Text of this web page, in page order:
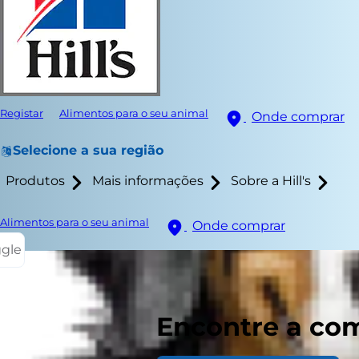
Registar Alimentos para o seu animal Onde comprar
Selecione a sua região
Produtos Mais informações Sobre a Hill's
Alimentos para o seu animal
Onde comprar
Encontre a
À